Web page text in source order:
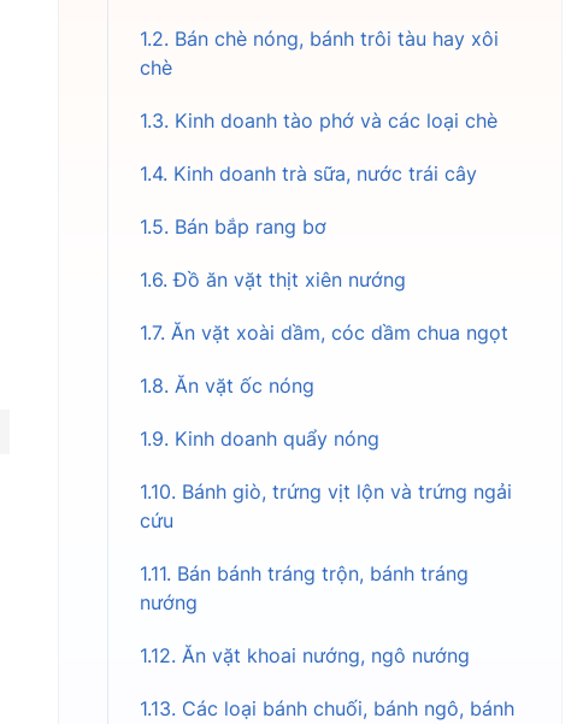
1.2. Bán chè nóng, bánh trôi tàu hay xôi
chè
1.3. Kinh doanh tào phớ và các loại chè
1.4. Kinh doanh trà sữa, nước trái cây
1.5. Bán bắp rang bơ
1.6. Đồ ăn vặt thịt xiên nướng
1.7. Ăn vặt xoài dầm, cóc dầm chua ngọt
1.8. Ăn vặt ốc nóng
1.9. Kinh doanh quẩy nóng
1.10. Bánh giò, trứng vịt lộn và trứng ngải
cứu
1.11. Bán bánh tráng trộn, bánh tráng
nướng
1.12. Ăn vặt khoai nướng, ngô nướng
1.13. Các loại bánh chuối, bánh ngô, bánh